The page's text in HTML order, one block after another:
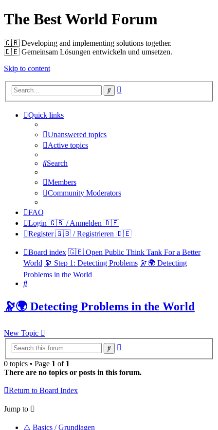
The Best World Forum
🇬🇧️ Developing and implementing solutions together.
🇩🇪️ Gemeinsam Lösungen entwickeln und umsetzen.
Skip to content
Search
Quick links
Unanswered topics
Active topics
Search
Members
Community Moderators
FAQ
Login 🇬🇧 / Anmelden 🇩🇪
Register 🇬🇧 / Registrieren 🇩🇪
Board index 🇬🇧 Open Public Think Tank For a Better
World 🔭 Step 1: Detecting Problems 🔭🌍 Detecting
Problems in the World
Search
🔭🌍 Detecting Problems in the World
New Topic
Search
0 topics • Page 1 of 1
There are no topics or posts in this forum.
Return to Board Index
Jump to
⚠️ Basics / Grundlagen